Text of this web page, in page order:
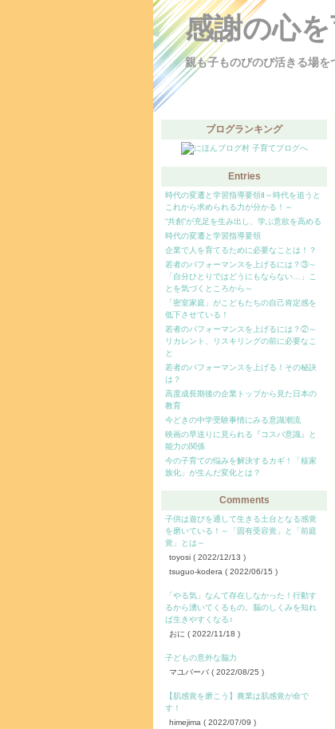
感謝の心
親も子ものびのび活きる場を
ブログランキング
Entries
時代の変遷と学習指導要領Ⅱ～時代を追うと
これから求められる力が分かる！～
“共創”が充足を生み出し、学ぶ意欲を高める
時代の変遷と学習指導要領
企業で人を育てるために必要なことは！？
若者のパフォーマンスを上げるには？③～
「自分ひとりではどうにもならない…」こ
とを気づくところから～
「密室家庭」がこどもたちの自己肯定感を
低下させている！
若者のパフォーマンスを上げるには？②～
リカレント、リスキリングの前に必要なこ
と
若者のパフォーマンスを上げる！その秘訣
は？
高度成長期後の企業トップから見た日本の
教育
今どきの中学受験事情にみる意識潮流
映画の早送りに見られる『コスパ意識』と
能力の関係
今の子育ての悩みを解決するカギ！「核家
族化」が生んだ変化とは？
Comments
子供は遊びを通して生きる土台となる感覚
を磨いている！～「固有受容覚」と「前庭
覚」とは～
toyosi ( 2022/12/13 )
tsuguo-kodera ( 2022/06/15 )
「やる気」なんて存在しなかった！行動す
るから湧いてくるもの。脳のしくみを知れ
ば生きやすくなる♪
おに ( 2022/11/18 )
子どもの意外な脳力
マユバーバ ( 2022/08/25 )
【肌感覚を磨こう】農業は肌感覚が命で
す！
himejima ( 2022/07/09 )